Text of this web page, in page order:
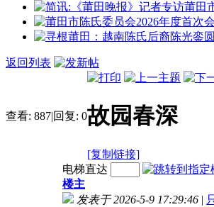
返回列表
查看: 887|回复: 0故园春深
[复制链接]
电梯直达
楼主
发表于 2026-5-9 17:29:46 |